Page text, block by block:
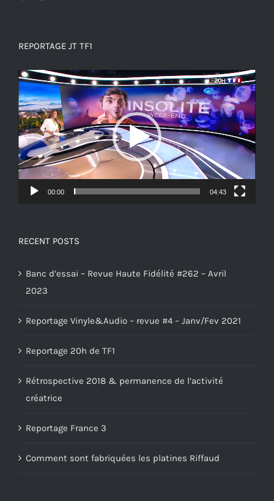
REPORTAGE JT TF1
Lecteur
vidéo
00:00 04:43
RECENT POSTS
Banc d’essai – Revue Haute Fidélité #262 – Avril
2023
Reportage Vinyle&Audio – revue #4 – Janv/Fev 2021
Reportage 20h de TF1
Rétrospective 2018 & permanence de l’activité
créatrice
Reportage France 3
Comment sont fabriquées les platines Riffaud